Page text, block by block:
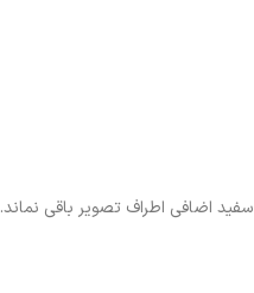
اضافی اطراف تصویر باقی نماند.